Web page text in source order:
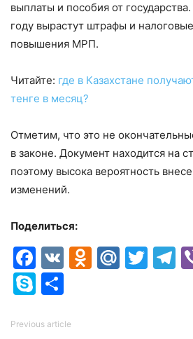
выплаты и пособия от
году вырастут штрафы и
повышения МРП.
Читайте: где в Казахстане
тенге в месяц?
Отметим, что это не
в законе. Документ находится на
поэтому высока вероятность
изменений.
Поделиться:
Facebook
VK
Skype
Previous article